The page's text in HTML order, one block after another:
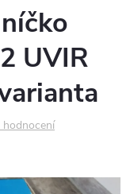
UVIR